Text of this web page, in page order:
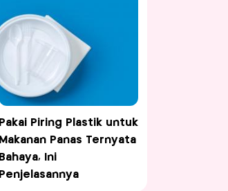
Pakai Piring Plastik untuk
Makanan Panas Ternyata
Bahaya, Ini
Penjelasannya